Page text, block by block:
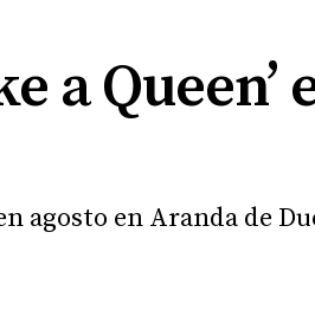
a Queen’
agosto en Aranda de